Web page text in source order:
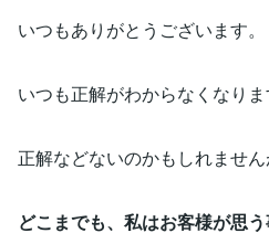
いつもありがとうございます。
いつも正解がわからなくなりま
正解などないのかもしれません
どこまでも、私はお客様が思